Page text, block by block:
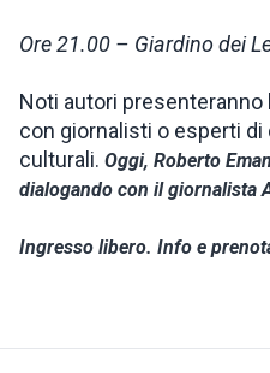
Ore 21.00 – Giardino dei
Noti autori presenteranno
con giornalisti o esperti
culturali. Oggi, Roberto
dialogando con il giornalista
Ingresso libero. Info e